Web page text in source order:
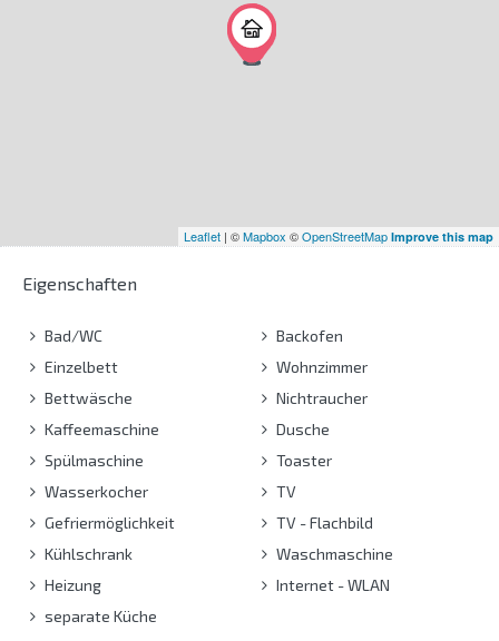
Leaflet | ©Mapbox ©OpenStreetMap Improve this map
Eigenschaften
Bad/WC
Einzelbett
Bettwäsche
Kaffeemaschine
Spülmaschine
Wasserkocher
Gefriermöglichkeit
Kühlschrank
Heizung
separate Küche
Backofen
Wohnzimmer
Nichtraucher
Dusche
Toaster
TV
TV - Flachbild
Waschmaschine
Internet - WLAN